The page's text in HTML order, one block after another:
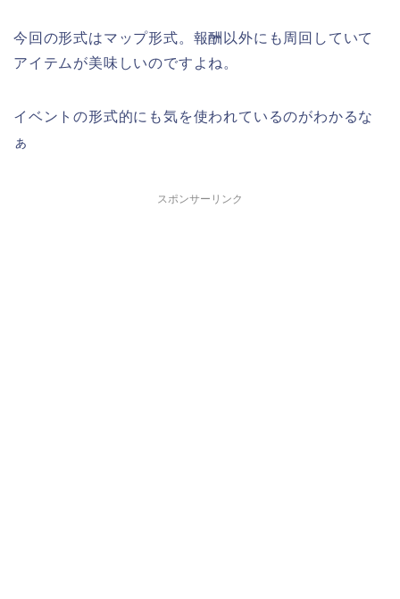
今回の形式はマップ形式。報酬以外にも周回していて
アイテムが美味しいのですよね。
イベントの形式的にも気を使われているのがわかるな
ぁ
スポンサーリンク